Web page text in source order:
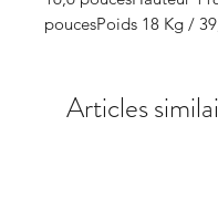
poucesPoids 18 Kg /
Articles